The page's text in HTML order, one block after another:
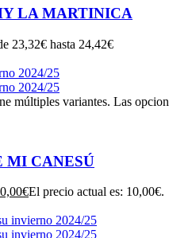
LA MARTINICA
23,32€ hasta 24,42€
múltiples variantes. Las
MI CANESÚ
€El precio actual es: 10,00€.